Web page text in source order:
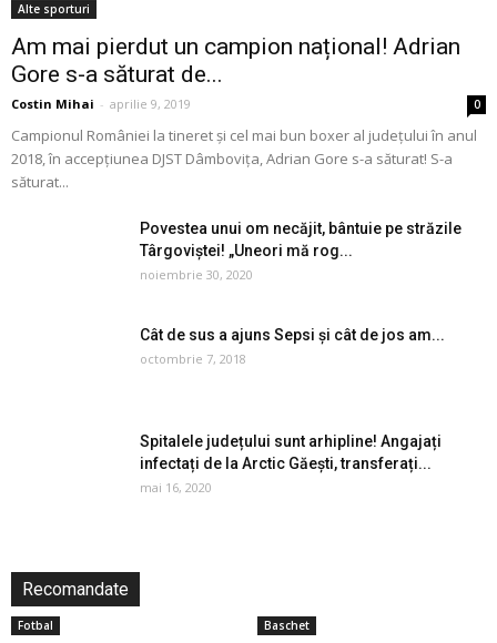
Alte sporturi
Am mai pierdut un campion național! Adrian
Gore s-a săturat de...
Costin Mihai - aprilie 9, 2019 0
Campionul României la tineret și cel mai bun boxer al județului în anul
2018, în accepțiunea DJST Dâmbovița, Adrian Gore s-a săturat! S-a
săturat...
Povestea unui om necăjit, bântuie pe străzile
Târgoviștei! „Uneori mă rog...
noiembrie 30, 2020
Cât de sus a ajuns Sepsi și cât de jos am...
octombrie 7, 2018
Spitalele județului sunt arhipline! Angajați
infectați de la Arctic Găești, transferați...
mai 16, 2020
Recomandate
Fotbal Baschet